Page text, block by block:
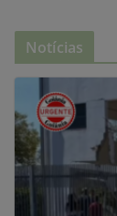
Notícias